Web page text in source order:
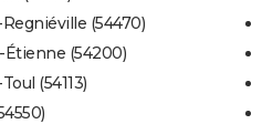
(54470)
Étienne (54200)
(54113)